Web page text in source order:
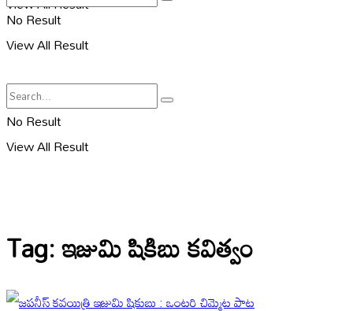
No Result
View All Result
No Result
View All Result
Tag:ఇజుమి షికిబు కవిత్వం